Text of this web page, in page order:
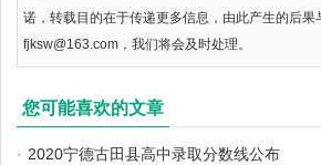
诺，转载目的在于传递更多信息，由此产生的后
fjksw@163.com，我们将会及时处理。
您可能喜欢的文章
· 2020宁德古田县高中录取分数线公布